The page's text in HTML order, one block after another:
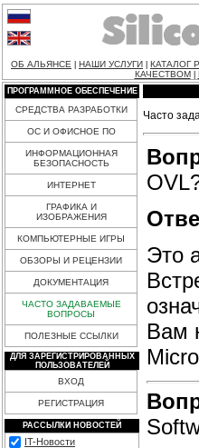
ОБ АЛЬЯНСЕ НАШИ УСЛУГИ КАТАЛОГ
КАЧЕСТВОМ
ПРОГРАММНОЕ ОБЕСПЕЧЕНИЕ
СРЕДСТВА РАЗРАБОТКИ
ОС И ОФИСНОЕ ПО
ИНФОРМАЦИОННАЯ
БЕЗОПАСНОСТЬ
ИНТЕРНЕТ
ГРАФИКА И
ИЗОБРАЖЕНИЯ
КОМПЬЮТЕРНЫЕ ИГРЫ
ОБЗОРЫ И РЕЦЕНЗИИ
ДОКУМЕНТАЦИЯ
ЧАСТО ЗАДАВАЕМЫЕ
ВОПРОСЫ
ПОЛЕЗНЫЕ ССЫЛКИ
ДЛЯ ЗАРЕГИСТРИРОВАННЫХ
ПОЛЬЗОВАТЕЛЕЙ
ВХОД
РЕГИСТРАЦИЯ
РАССЫЛКИ НОВОСТЕЙ
IT-Новости
Часто
Это
Вам